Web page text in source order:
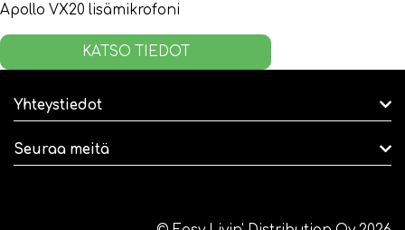
Apollo VX20 lisämikrofoni
KATSO TIEDOT
Yhteystiedot
Seuraa meitä